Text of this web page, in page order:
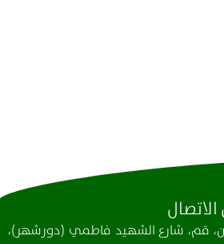
قم، شارع الشهيد فاطمي (دورشهر)،